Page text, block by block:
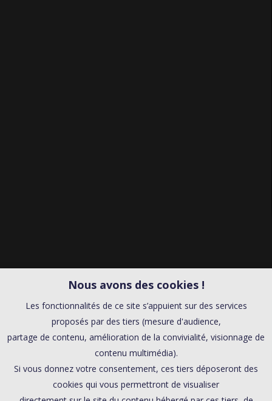
Nous avons des cookies !
Les fonctionnalités de ce site s’appuient sur des services
proposés par des tiers (mesure d'audience,
partage de contenu, amélioration de la convivialité, visionnage de
contenu multimédia).
Si vous donnez votre consentement, ces tiers déposeront des
cookies qui vous permettront de visualiser